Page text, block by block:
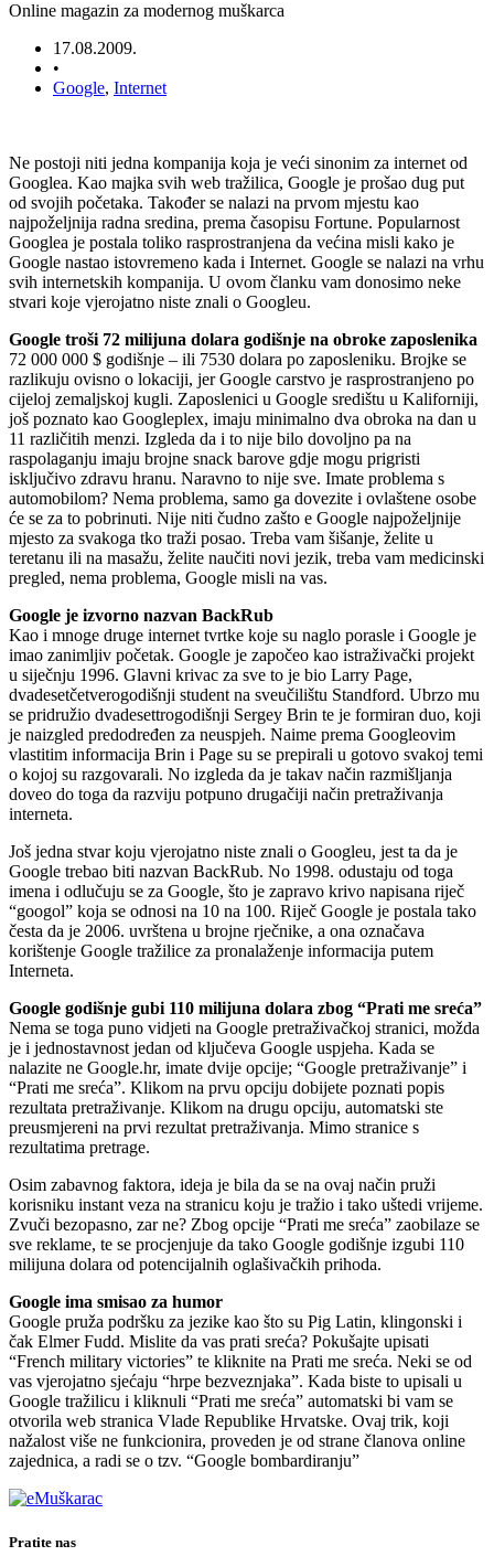
Online magazin za modernog muškarca
17.08.2009.
•
Google, Internet
Ne postoji niti jedna kompanija koja je veći sinonim za internet od
Googlea. Kao majka svih web tražilica, Google je prošao dug put
od svojih početaka. Također se nalazi na prvom mjestu kao
najpoželjnija radna sredina, prema časopisu Fortune. Popularnost
Googlea je postala toliko rasprostranjena da većina misli kako je
Google nastao istovremeno kada i Internet. Google se nalazi na vrhu
svih internetskih kompanija. U ovom članku vam donosimo neke
stvari koje vjerojatno niste znali o Googleu.
Google troši 72 milijuna dolara godišnje na obroke zaposlenika
72 000 000 $ godišnje – ili 7530 dolara po zaposleniku. Brojke se
razlikuju ovisno o lokaciji, jer Google carstvo je rasprostranjeno po
cijeloj zemaljskoj kugli. Zaposlenici u Google središtu u Kaliforniji,
još poznato kao Googleplex, imaju minimalno dva obroka na dan u
11 različitih menzi. Izgleda da i to nije bilo dovoljno pa na
raspolaganju imaju brojne snack barove gdje mogu prigristi
isključivo zdravu hranu. Naravno to nije sve. Imate problema s
automobilom? Nema problema, samo ga dovezite i ovlaštene osobe
će se za to pobrinuti. Nije niti čudno zašto e Google najpoželjnije
mjesto za svakoga tko traži posao. Treba vam šišanje, želite u
teretanu ili na masažu, želite naučiti novi jezik, treba vam medicinski
pregled, nema problema, Google misli na vas.
Google je izvorno nazvan BackRub
Kao i mnoge druge internet tvrtke koje su naglo porasle i Google je
imao zanimljiv početak. Google je započeo kao istraživački projekt
u siječnju 1996. Glavni krivac za sve to je bio Larry Page,
dvadesetčetverogodišnji student na sveučilištu Standford. Ubrzo mu
se pridružio dvadesettrogodišnji Sergey Brin te je formiran duo, koji
je naizgled predodređen za neuspjeh. Naime prema Googleovim
vlastitim informacija Brin i Page su se prepirali u gotovo svakoj temi
o kojoj su razgovarali. No izgleda da je takav način razmišljanja
doveo do toga da razviju potpuno drugačiji način pretraživanja
interneta.
Još jedna stvar koju vjerojatno niste znali o Googleu, jest ta da je
Google trebao biti nazvan BackRub. No 1998. odustaju od toga
imena i odlučuju se za Google, što je zapravo krivo napisana riječ
“googol” koja se odnosi na 10 na 100. Riječ Google je postala tako
česta da je 2006. uvrštena u brojne rječnike, a ona označava
korištenje Google tražilice za pronalaženje informacija putem
Interneta.
Google godišnje gubi 110 milijuna dolara zbog “Prati me sreća”
Nema se toga puno vidjeti na Google pretraživačkoj stranici, možda
je i jednostavnost jedan od ključeva Google uspjeha. Kada se
nalazite ne Google.hr, imate dvije opcije; “Google pretraživanje” i
“Prati me sreća”. Klikom na prvu opciju dobijete poznati popis
rezultata pretraživanje. Klikom na drugu opciju, automatski ste
preusmjereni na prvi rezultat pretraživanja. Mimo stranice s
rezultatima pretrage.
Osim zabavnog faktora, ideja je bila da se na ovaj način pruži
korisniku instant veza na stranicu koju je tražio i tako uštedi vrijeme.
Zvuči bezopasno, zar ne? Zbog opcije “Prati me sreća” zaobilaze se
sve reklame, te se procjenjuje da tako Google godišnje izgubi 110
milijuna dolara od potencijalnih oglašivačkih prihoda.
Google ima smisao za humor
Google pruža podršku za jezike kao što su Pig Latin, klingonski i
čak Elmer Fudd. Mislite da vas prati sreća? Pokušajte upisati
“French military victories” te kliknite na Prati me sreća. Neki se od
vas vjerojatno sjećaju “hrpe bezveznjaka”. Kada biste to upisali u
Google tražilicu i kliknuli “Prati me sreća” automatski bi vam se
otvorila web stranica Vlade Republike Hrvatske. Ovaj trik, koji
nažalost više ne funkcionira, proveden je od strane članova online
zajednica, a radi se o tzv. “Google bombardiranju”
Pratite nas